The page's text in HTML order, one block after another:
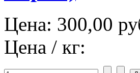
Цена: 300,00
Цена / кг: